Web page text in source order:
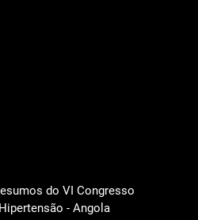
do VI Congresso
- Angola